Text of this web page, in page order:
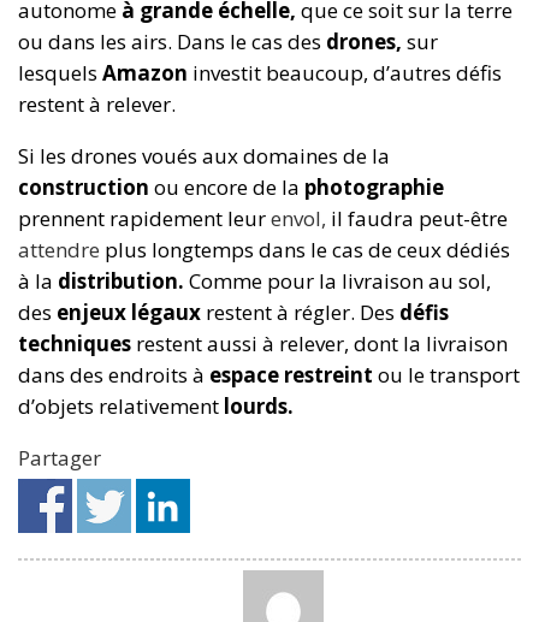
autonome à grande échelle, que ce soit sur la terre
ou dans les airs. Dans le cas des drones, sur
lesquels Amazon investit beaucoup, d’autres défis
restent à relever.
Si les drones voués aux domaines de la
construction ou encore de la photographie
prennent rapidement leurenvol, il faudra peut-être
attendre plus longtemps dans le cas de ceux dédiés
à la distribution. Comme pour la livraison au sol,
des enjeux légaux restent à régler. Des défis
techniques restent aussi à relever, dont la livraison
dans des endroits à espace restreint ou le transport
d’objets relativement lourds.
Partager